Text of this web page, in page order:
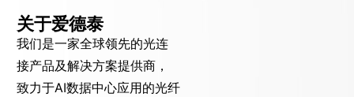
关于爱德泰
我们是一家全球领先的光连
接产品及解决方案提供商，
致力于AI数据中心应用的光纤